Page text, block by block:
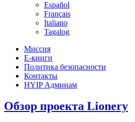
Español
Français
Italiano
Tagalog
Миссия
Е-книги
Политика безопасности
Контакты
HYIP Админам
Обзор проекта Lionery